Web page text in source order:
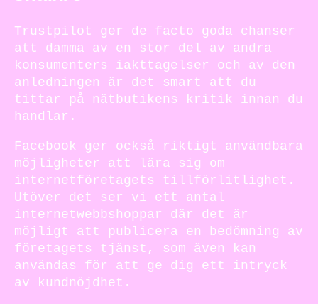
Trustpilot ger de facto goda chanser
att damma av en stor del av andra
konsumenters iakttagelser och av den
anledningen är det smart att du
tittar på nätbutikens kritik innan du
handlar.
Facebook ger också riktigt användbara
möjligheter att lära sig om
internetföretagets tillförlitlighet.
Utöver det ser vi ett antal
internetwebbshoppar där det är
möjligt att publicera en bedömning av
företagets tjänst, som även kan
användas för att ge dig ett intryck
av kundnöjdhet.